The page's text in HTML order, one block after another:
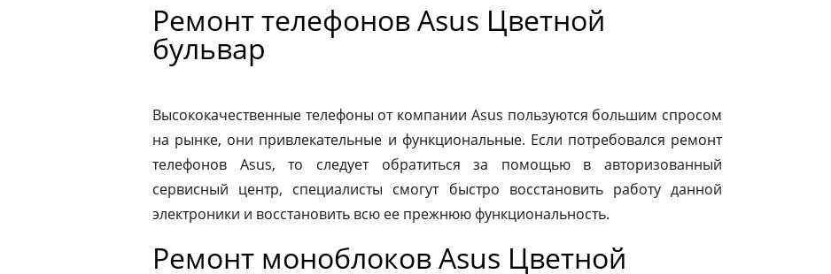
Ремонт телефонов Asus Цветной
бульвар
Высококачественные телефоны от компании Asus пользуются большим спросом
на рынке, они привлекательные и функциональные. Если потребовался ремонт
телефонов Asus, то следует обратиться за помощью в авторизованный
сервисный центр, специалисты смогут быстро восстановить работу данной
электроники и восстановить всю ее прежнюю функциональность.
Ремонт моноблоков Asus Цветной